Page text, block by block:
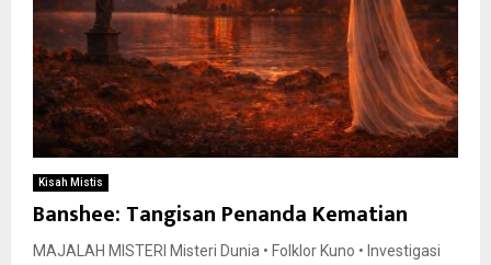
Kisah Mistis
Banshee: Tangisan Penanda Kematian
MAJALAH MISTERI Misteri Dunia • Folklor Kuno • Investigasi